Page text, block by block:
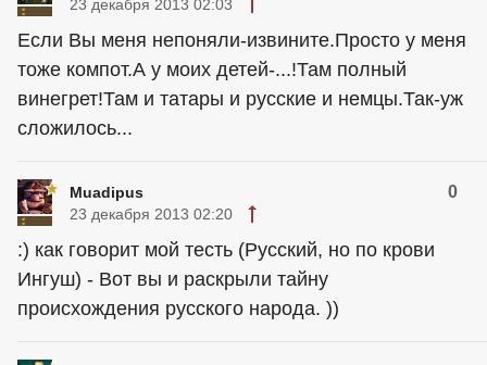
23 декабря 2013 02:03
Если Вы меня непоняли-извините.Просто у меня
тоже компот.А у моих детей-...!Там полный
винегрет!Там и татары и русские и немцы.Так-уж
сложилось...
Muadipus 0
23 декабря 2013 02:20
:) как говорит мой тесть (Русский, но по крови
Ингуш) - Вот вы и раскрыли тайну
происхождения русского народа. ))